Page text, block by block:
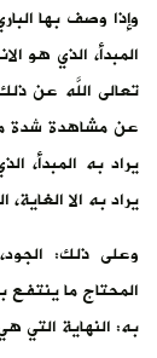
وإذا وصف بها
المبدأ، الذي هو
تعالى اللَّه عن
عن مشاهدة شدة
يراد به المبدأ،
يراد به الا
وعلى ذلك:
المحتاج ما
به: النهاية التي